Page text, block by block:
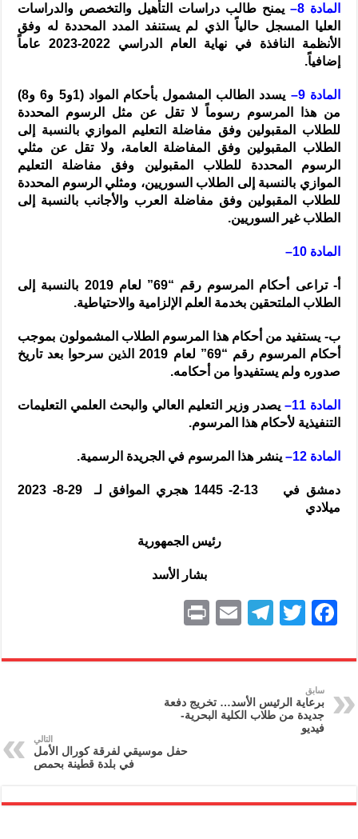
المادة 8–
يمنح طالب دراسات التأهيل والتخصص والدراسات
العليا المسجل حالياً الذي لم يستنفد المدد المحددة له وفق
الأنظمة النافذة في نهاية العام الدراسي 2022-2023 عاماً
إضافياً.
المادة 9–
يسدد الطالب المشمول بأحكام المواد (1و5 و6 و8)
من هذا المرسوم رسوماً لا تقل عن مثل الرسوم المحددة
للطلاب المقبولين وفق مفاضلة التعليم الموازي بالنسبة إلى
الطلاب المقبولين وفق المفاضلة العامة، ولا تقل عن مثلي
الرسوم المحددة للطلاب المقبولين وفق مفاضلة التعليم
الموازي بالنسبة إلى الطلاب السوريين، ومثلي الرسوم المحددة
للطلاب المقبولين وفق مفاضلة العرب والأجانب بالنسبة إلى
الطلاب غير السوريين.
المادة 10–
أ‌- تراعى أحكام المرسوم رقم “69” لعام 2019 بالنسبة إلى
الطلاب الملتحقين بخدمة العلم الإلزامية والاحتياطية.
ب‌- يستفيد من أحكام هذا المرسوم الطلاب المشمولون بموجب
أحكام المرسوم رقم “69” لعام 2019 الذين سرحوا بعد تاريخ
صدوره ولم يستفيدوا من أحكامه.
المادة 11–
يصدر وزير التعليم العالي والبحث العلمي التعليمات
التنفيذية لأحكام هذا المرسوم.
المادة 12– ينشر هذا المرسوم في الجريدة الرسمية.
دمشق في 13-2- 1445 هجري الموافق لـ 29-8- 2023
ميلادي
رئيس الجمهورية
بشار الأسد
F
c
e
b
o
T
itt
T
e
gr
a
E
ai
nt
سابق
برعاية الرئيس الأسد… تخريج دفعة
جديدة من طلاب الكلية البحرية-
فيديو
التالي
حفل موسيقي لفرقة كورال الأمل
في بلدة قطينة بحمص